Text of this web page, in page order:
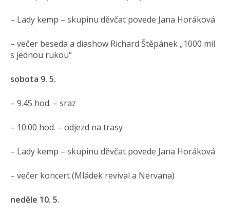
– Lady kemp – skupinu děvčat povede Jana Horáková
– večer beseda a diashow Richard Štěpánek „1000 mil
s jednou rukou“
sobota 9. 5.
– 9.45 hod. – sraz
– 10.00 hod. – odjezd na trasy
– Lady kemp – skupinu děvčat povede Jana Horáková
– večer koncert (Mládek revival a Nervana)
neděle 10. 5.